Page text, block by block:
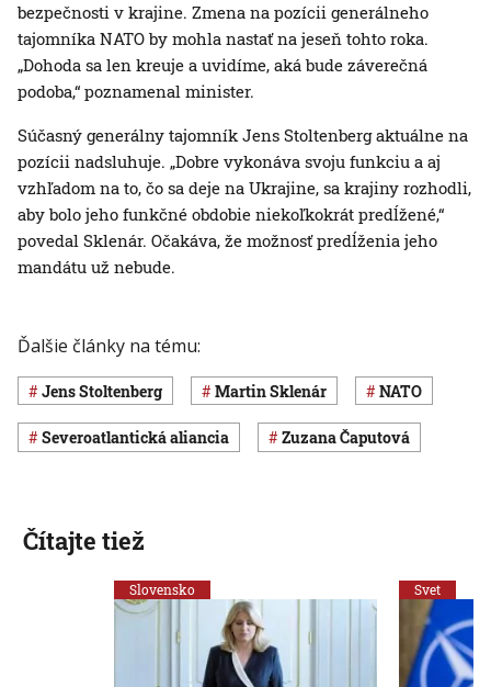
bezpečnosti v krajine. Zmena na pozícii generálneho
tajomníka NATO by mohla nastať na jeseň tohto roka.
„Dohoda sa len kreuje a uvidíme, aká bude záverečná
podoba,“ poznamenal minister.
Súčasný generálny tajomník Jens Stoltenberg aktuálne na
pozícii nadsluhuje. „Dobre vykonáva svoju funkciu a aj
vzhľadom na to, čo sa deje na Ukrajine, sa krajiny rozhodli,
aby bolo jeho funkčné obdobie niekoľkokrát predĺžené,“
povedal Sklenár. Očakáva, že možnosť predĺženia jeho
mandátu už nebude.
Ďalšie články na tému:
Jens Stoltenberg Martin Sklenár NATO
Severoatlantická aliancia Zuzana Čaputová
Čítajte tiež
Slovensko Svet